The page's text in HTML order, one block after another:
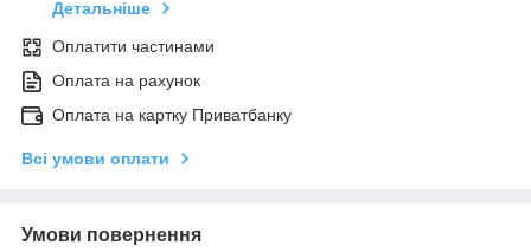
Детальніше
Оплатити частинами
Оплата на рахунок
Оплата на картку Приватбанку
Всі умови оплати
Умови повернення